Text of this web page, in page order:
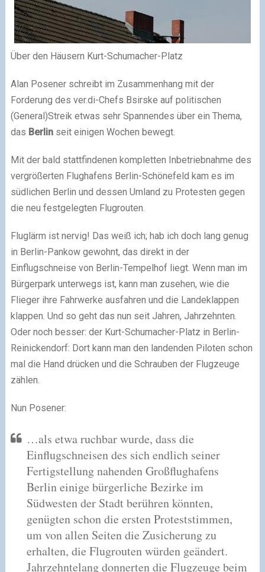
Über den Häusern Kurt-Schumacher-Platz
Alan Posener schreibt im Zusammenhang mit der
Forderung des ver.di-Chefs Bsirske auf politischen
(General)Streik etwas sehr Spannendes über ein Thema,
das Berlinseit einigen Wochen bewegt.
Mit der bald stattfindenen kompletten Inbetriebnahme des
vergrößerten Flughafens Berlin-Schönefeld kam es im
südlichen Berlin und dessen Umland zu Protesten gegen
die neu festgelegten Flugrouten.
Fluglärm ist nervig! Das weiß ich; hab ich doch lang genug
in Berlin-Pankow gewohnt, das direkt in der
Einflugschneise von Berlin-Tempelhof liegt. Wenn man im
Bürgerpark unterwegs ist, kann man zusehen, wie die
Flieger ihre Fahrwerke ausfahren und die Landeklappen
klappen. Und so geht das nun seit Jahren, Jahrzehnten.
Oder noch besser: der Kurt-Schumacher-Platz in Berlin-
Reinickendorf: Dort kann man den landenden Piloten schon
mal die Hand drücken und die Schrauben der Flugzeuge
zählen.
Nun Posener:
…als etwa ruchbar wurde, dass die
Einflugschneisen des sich endlich seiner
Fertigstellung nahenden Großflughafens
Berlin einige bürgerliche Bezirke im
Südwesten der Stadt berühren könnten,
genügten schon die ersten Proteststimmen,
um von allen Seiten die Zusicherung zu
erhalten, die Flugrouten würden geändert.
Jahrzehntelang donnerten die Flugzeuge beim